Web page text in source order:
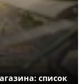
список